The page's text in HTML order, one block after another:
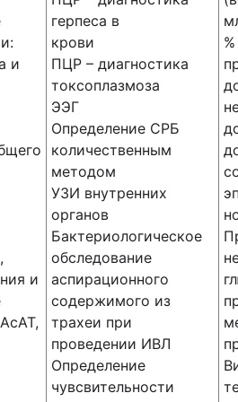
и
и
герпеса в
крови
ПЦР – диагностика
токсоплазмоза
ЭЭГ
Определение СРБ
количественным
методом
УЗИ внутренних
органов
Бактериологическое
обследование
аспирационного
содержимого из
трахеи при
проведении ИВЛ
Определение
чувсвительности